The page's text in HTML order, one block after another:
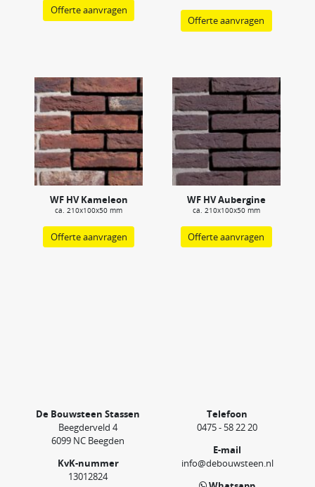
Offerte aanvragen
Offerte aanvragen
WF HV Kameleon
ca. 210x100x50 mm
Offerte aanvragen
WF HV Aubergine
ca. 210x100x50 mm
Offerte aanvragen
De Bouwsteen Stassen
Beegderveld 4
6099 NC Beegden
KvK-nummer
13012824
Telefoon
0475 - 58 22 20
E-mail
info@debouwsteen.nl